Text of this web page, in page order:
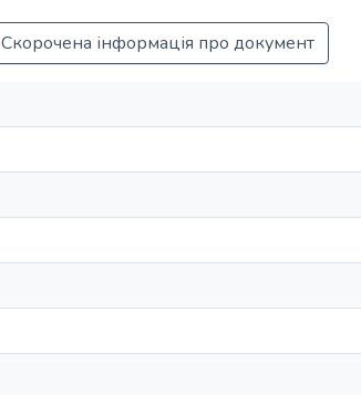
Скорочена інформація про документ